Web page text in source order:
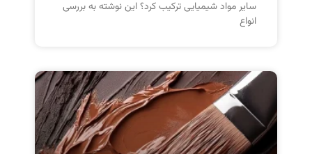
سایر مواد شیمیایی ترکیب کرد؟ این نوشته به بررسی
انواع